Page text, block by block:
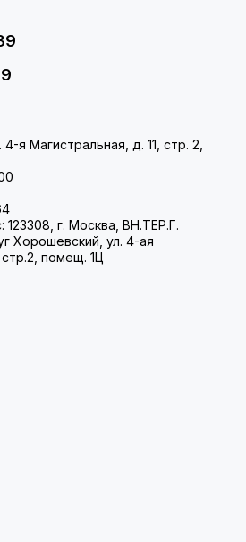
я Магистральная, д. 11, стр. 2,
г. Москва, ВН.ТЕР.Г.
Хорошевский, ул. 4-ая
стр.2, помещ. 1Ц